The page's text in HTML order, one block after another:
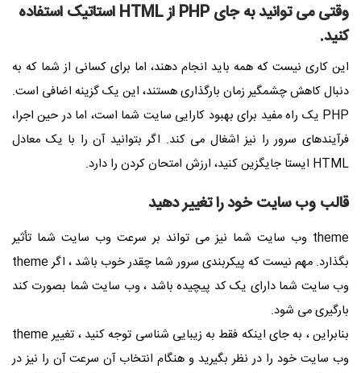
وقتی می توانید به جای PHP از HTML استاتیک استفاده
کنید.
این کاری نیست که همه باید انجام دهند، اما برای کسانی از شما که به
دنبال کاهش چشمگیر زمان بارگذاری هستند، این یک گزینه اضافی است.
PHP یک راه مفید برای بهبود کارایی سایت شما است، اما در حین اجرا،
فرآیندهای سرور را نیز اشغال می کند. اگر بتوانید آن را با یک معادل
HTML ایستا جایگزین کنید، ارزش امتحان کردن را دارد.
قالب وب سایت خود را تغییر دهید
theme وب سایت شما نیز می تواند بر سرعت وب سایت شما تأثیر
بگذارد. مهم نیست که پیکربندی سرور شما چقدر خوب باشد ، اگرtheme
وب سایت شما دارای یک کد پیچیده باشد ، وب سایت شما بصورت کند
بارگیری می شود.
بنابراین ، به جای اینکه فقط به زیبایی شناسی توجه کنید ، تغییرtheme
وب سایت خود را در نظر بگیرید و هنگام انتخاب آن سرعت آن را نیز در